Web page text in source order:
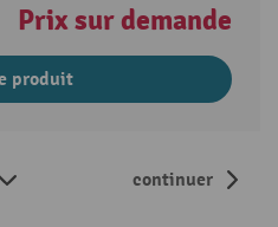
Prix sur demande
produit
continuer